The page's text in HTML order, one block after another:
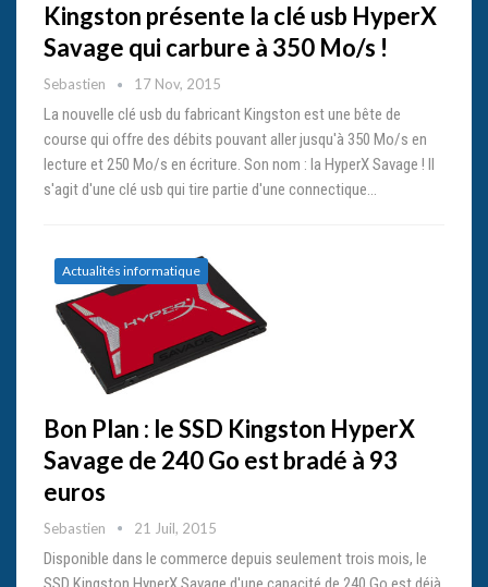
Kingston présente la clé usb HyperX
Savage qui carbure à 350 Mo/s !
Sebastien 17 Nov, 2015
La nouvelle clé usb du fabricant Kingston est une bête de
course qui offre des débits pouvant aller jusqu'à 350 Mo/s en
lecture et 250 Mo/s en écriture. Son nom : la HyperX Savage ! Il
s'agit d'une clé usb qui tire partie d'une connectique…
Actualités informatique
Bon Plan : le SSD Kingston HyperX
Savage de 240 Go est bradé à 93
euros
Sebastien 21 Juil, 2015
Disponible dans le commerce depuis seulement trois mois, le